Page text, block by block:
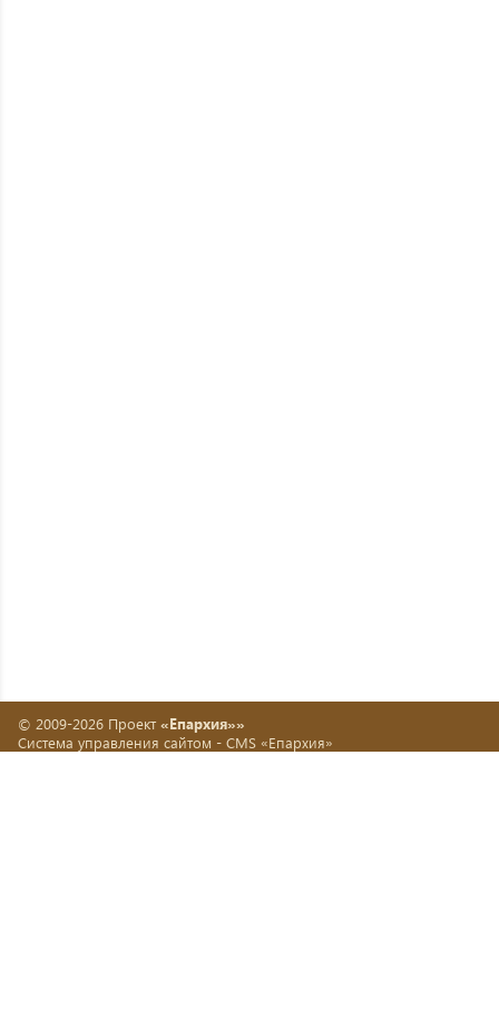
© 2009-2026 Проект «Епархия»»
Система управления сайтом - CMS «Епархия»